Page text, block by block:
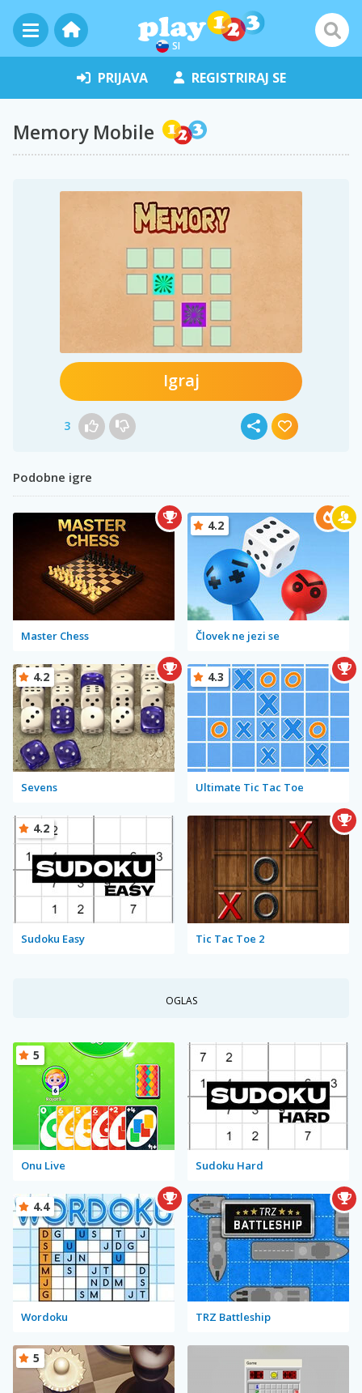
SI
PRIJAVA REGISTRIRAJ SE
Memory Mobile
Igraj
3
Podobne igre
Master Chess Človek ne jezi se
4.2
Sevens
4.2
Ultimate Tic Tac Toe
4.3
Sudoku Easy
4.2
Tic Tac Toe 2
OGLAS
Onu Live
5
Sudoku Hard
Wordoku
4.4
TRZ Battleship
5